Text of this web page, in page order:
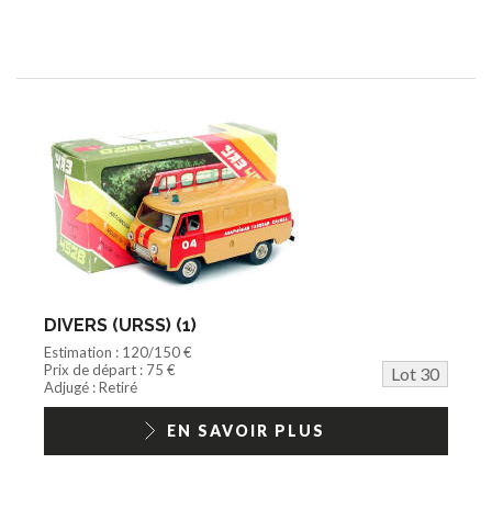
DIVERS (URSS) (1)
Estimation : 120/150 €
Prix de départ : 75 €
Lot 30
Adjugé : Retiré
EN SAVOIR PLUS